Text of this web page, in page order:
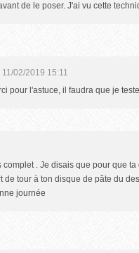
de le poser. J'ai vu cette
11/02/2019 15:11
pour l'astuce, il faudra que je
complet . Je disais que pour que
de tour à ton disque de pâte du
journée